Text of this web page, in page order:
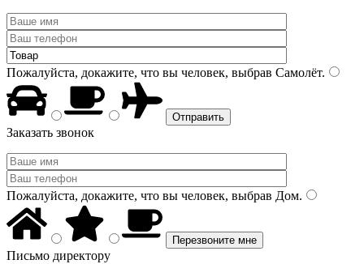
Пожалуйста, докажите, что вы человек, выбрав Самолёт.
Заказать звонок
Пожалуйста, докажите, что вы человек, выбрав Дом.
Письмо директору